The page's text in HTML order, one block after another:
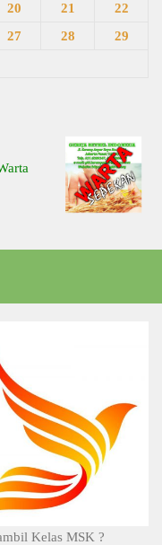
20 21
22
27 28
29
Kelas MSK ?